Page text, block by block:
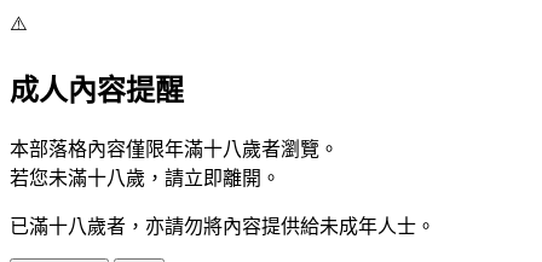
⚠️
成人內容提醒
本部落格內容僅限年滿十八歲者瀏覽。
若您未滿十八歲，請立即離開。
已滿十八歲者，亦請勿將內容提供給未成年人士。